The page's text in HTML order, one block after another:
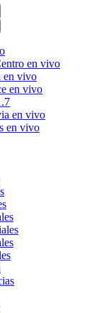
en vivo
en vivo
en vivo
en vivo
en vivo